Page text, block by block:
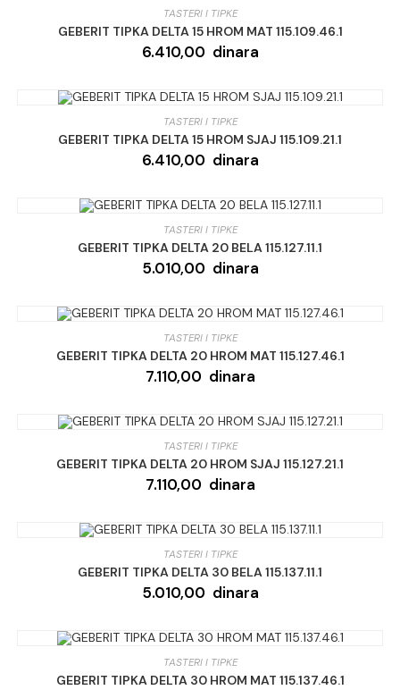
TASTERI I TIPKE
GEBERIT TIPKA DELTA 15 HROM MAT 115.109.46.1
6.410,00 dinara
TASTERI I TIPKE
GEBERIT TIPKA DELTA 15 HROM SJAJ 115.109.21.1
6.410,00 dinara
TASTERI I TIPKE
GEBERIT TIPKA DELTA 20 BELA 115.127.11.1
5.010,00 dinara
TASTERI I TIPKE
GEBERIT TIPKA DELTA 20 HROM MAT 115.127.46.1
7.110,00 dinara
TASTERI I TIPKE
GEBERIT TIPKA DELTA 20 HROM SJAJ 115.127.21.1
7.110,00 dinara
TASTERI I TIPKE
GEBERIT TIPKA DELTA 30 BELA 115.137.11.1
5.010,00 dinara
TASTERI I TIPKE
GEBERIT TIPKA DELTA 30 HROM MAT 115.137.46.1